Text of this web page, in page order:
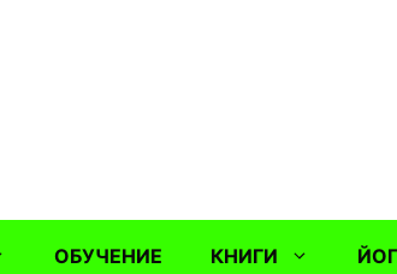
ОБУЧЕНИЕ КНИГИ